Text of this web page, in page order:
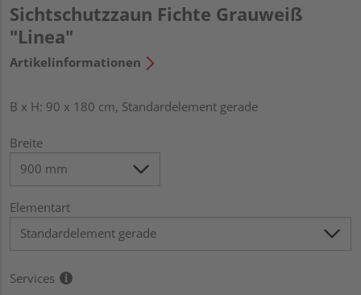
Sichtschutzzaun Fichte Grauweiß
"Linea"
Artikelinformationen
B x H: 90 x 180 cm, Standardelement gerade
Breite
Elementart
Services